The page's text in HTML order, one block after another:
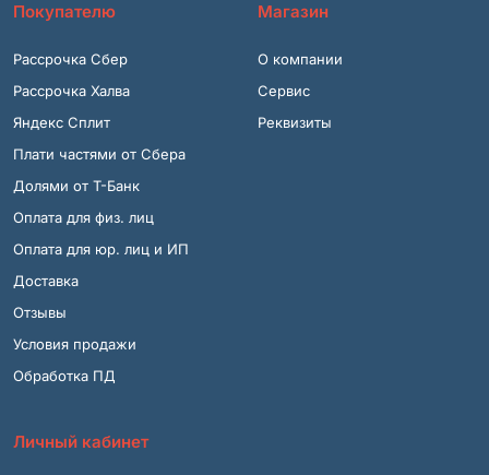
Покупателю
Рассрочка Сбер
Рассрочка Халва
Яндекс Сплит
Плати частями от Сбера
Долями от Т-Банк
Оплата для физ. лиц
Оплата для юр. лиц и ИП
Доставка
Отзывы
Условия продажи
Обработка ПД
Магазин
О компании
Сервис
Реквизиты
Личный кабинет